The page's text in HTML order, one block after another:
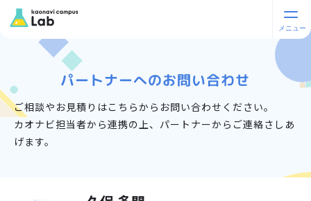
パートナーへのお問い合わせ
ご相談やお見積りはこちらからお問い合わせください。
カオナビ担当者から連携の上、パートナーからご連絡さしあ
げます。